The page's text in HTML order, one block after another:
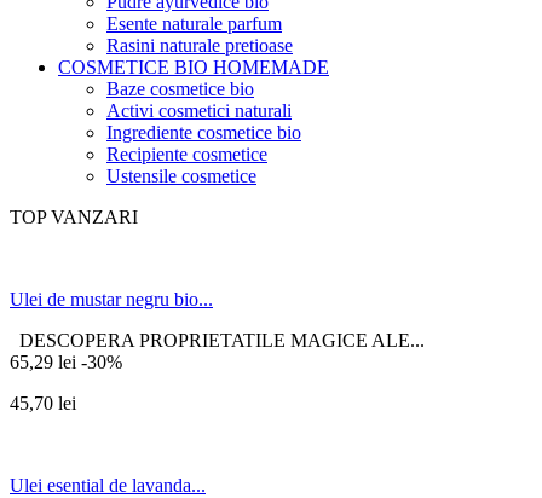
Esente naturale parfum
Rasini naturale pretioase
COSMETICE BIO HOMEMADE
Baze cosmetice bio
Activi cosmetici naturali
Ingrediente cosmetice bio
Recipiente cosmetice
Ustensile cosmetice
TOP VANZARI
Ulei de mustar negru bio...
DESCOPERA PROPRIETATILE MAGICE ALE...
65,29 lei -30%
45,70 lei
Ulei esential de lavanda...